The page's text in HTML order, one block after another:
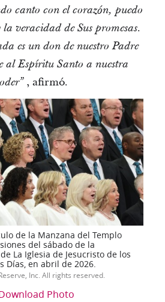
canto con el corazón, puedo
veracidad de Sus promesas.
es un don de nuestro Padre
al Espíritu Santo a nuestra
, afirmó.
de la Manzana del Templo
del sábado de la
La Iglesia de Jesucristo de los
Días, en abril de 2026.
Inc. All rights reserved.
Photo